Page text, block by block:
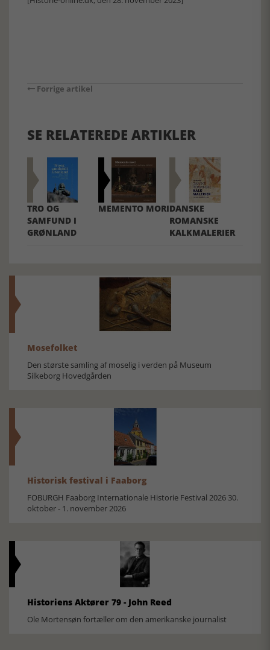
Forrige artikel
SE RELATEREDE ARTIKLER
TRO OG
SAMFUND I
GRØNLAND
MEMENTO MORIDANSKE
ROMANSKE
KALKMALERIER
Mosefolket
Den største samling af moselig i verden på Museum
Silkeborg Hovedgården
Historisk festival i Faaborg
FOBURGH Faaborg Internationale Historie Festival 2026 30.
oktober - 1. november 2026
Historiens Aktører 79 - John Reed
Ole Mortensøn fortæller om den amerikanske journalist